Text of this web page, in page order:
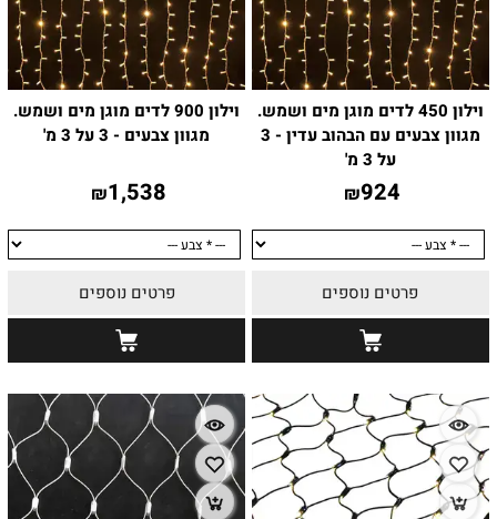
וילון 450 לדים מוגן מים ושמש.
מגוון צבעים עם הבהוב עדין - 3
על 3 מ'
₪924
פרטים נוספים
וילון 900 לדים מוגן מים ושמש.
מגוון צבעים - 3 על 3 מ'
₪1,538
פרטים נוספים